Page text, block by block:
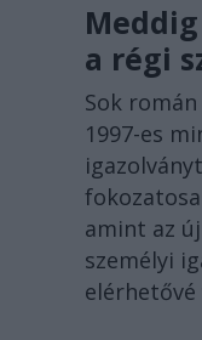
a régi
Sok
1997-es
amint az
személyi
elérhetővé